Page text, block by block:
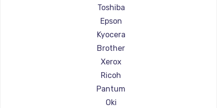
1210 руб.
Заказать
Замена нагревателя испарителя
1020 руб.
Заказать
Замена мотор-компрессора
Ремонт принтеров Fujitsu
Ремонт принтеров Godex
Toshiba
Epson
Kyocera
Brother
Xerox
Ricoh
Pantum
Oki